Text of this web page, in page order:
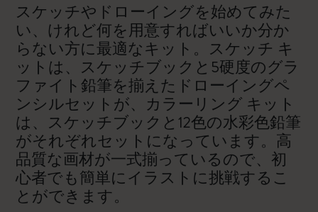
スケッチやドローイングを始めてみた
い、けれど何を用意すればいいか分か
らない方に最適なキット。スケッチ キ
ットは、スケッチブックと5硬度のグラ
ファイト鉛筆を揃えたドローイングペ
ンシルセットが、カラーリング キット
は、スケッチブックと12色の水彩色鉛筆
がそれぞれセットになっています。高
品質な画材が一式揃っているので、初
心者でも簡単にイラストに挑戦するこ
とができます。